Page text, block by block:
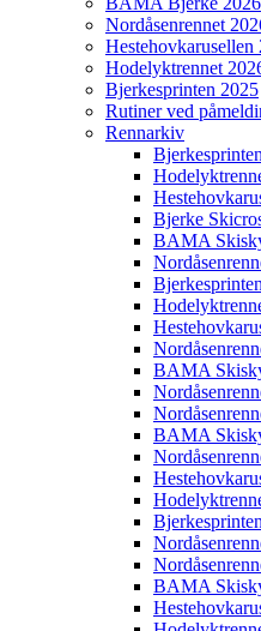
Nordåsenrennet
Hestehovkarusellen
Hodelyktrennet
Bjerkesprinten 2025
Rutiner ved
Rennarkiv
Bjerke
BAMA
BAMA
BAMA
BAMA